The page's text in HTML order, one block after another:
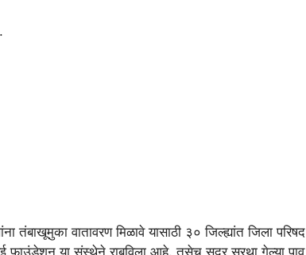
तंबाखूमुका वातावरण मिळावे यासाठी ३० जिल्ह्यांत जिला परिषद
फाउंडेशन या संस्थेने राबविला आहे. तसेच सदर सरथा गेल्या पाव